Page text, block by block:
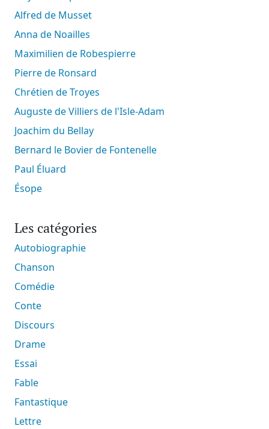
Alfred de Musset
Anna de Noailles
Maximilien de Robespierre
Pierre de Ronsard
Chrétien de Troyes
Auguste de Villiers de l'Isle-Adam
Joachim du Bellay
Bernard le Bovier de Fontenelle
Paul Éluard
Ésope
Les catégories
Autobiographie
Chanson
Comédie
Conte
Discours
Drame
Essai
Fable
Fantastique
Lettre